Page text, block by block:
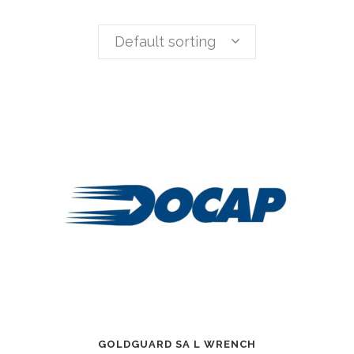
Default sorting
GOLDGUARD SA L WRENCH